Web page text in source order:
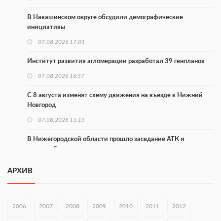
В Навашинском округе обсудили демографические
инициативы
07.08.2026 17:01
Институт развития агломерации разработал 39 генпланов
07.08.2026 16:57
С 8 августа изменят схему движения на въезде в Нижний
Новгород
07.08.2026 15:15
В Нижегородской области прошло заседание АТК и
оперштаба
В Чкаловске спустили на воду «Метеор-120Р»
АРХИВ
2006 2007 2008 2009 2010 2011 2012